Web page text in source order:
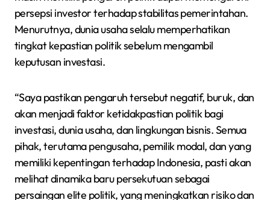
persepsi investor terhadap stabilitas pemerintahan.
Menurutnya, dunia usaha selalu memperhatikan
tingkat kepastian politik sebelum mengambil
keputusan investasi.
“Saya pastikan pengaruh tersebut negatif, buruk, dan
akan menjadi faktor ketidakpastian politik bagi
investasi, dunia usaha, dan lingkungan bisnis. Semua
pihak, terutama pengusaha, pemilik modal, dan yang
memiliki kepentingan terhadap Indonesia, pasti akan
melihat dinamika baru persekutuan sebagai
persaingan elite politik, yang meningkatkan risiko dan